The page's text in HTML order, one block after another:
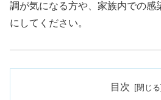
調が気になる方や、家族内での感
にしてください。
目次